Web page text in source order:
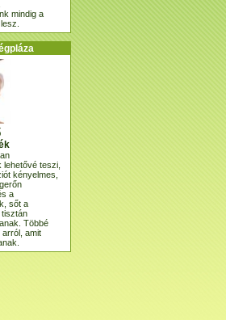
mindig a
-
lehetővé teszi,
kényelmes,
a
sőt a
Többé
arról, amit